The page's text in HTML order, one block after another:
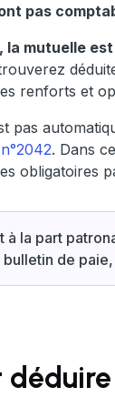
pas
la mutuelle
renforts et
pas
. Dans
obligatoires
à la part
de